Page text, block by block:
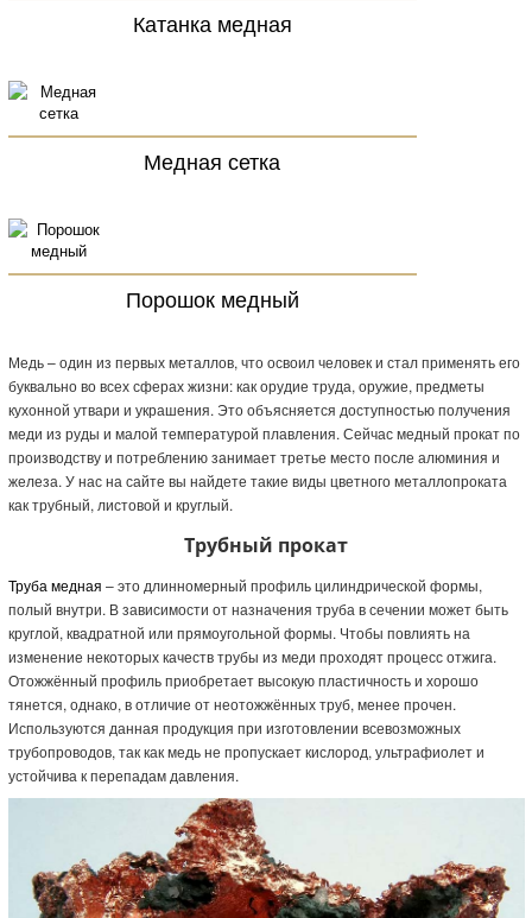
Катанка медная
Медная сетка
Порошок медный
Медь – один из первых металлов, что освоил человек и стал применять его
буквально во всех сферах жизни: как орудие труда, оружие, предметы
кухонной утвари и украшения. Это объясняется доступностью получения
меди из руды и малой температурой плавления. Сейчас медный прокат по
производству и потреблению занимает третье место после алюминия и
железа. У нас на сайте вы найдете такие виды цветного металлопроката
как трубный, листовой и круглый.
Трубный прокат
Труба медная – это длинномерный профиль цилиндрической формы,
полый внутри. В зависимости от назначения труба в сечении может быть
круглой, квадратной или прямоугольной формы. Чтобы повлиять на
изменение некоторых качеств трубы из меди проходят процесс отжига.
Отожжённый профиль приобретает высокую пластичность и хорошо
тянется, однако, в отличие от неотожжённых труб, менее прочен.
Используются данная продукция при изготовлении всевозможных
трубопроводов, так как медь не пропускает кислород, ультрафиолет и
устойчива к перепадам давления.